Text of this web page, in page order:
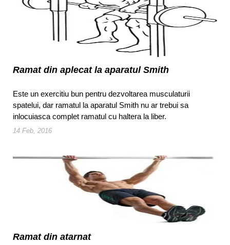
Ramat din aplecat la aparatul Smith
Este un exercitiu bun pentru dezvoltarea musculaturii
spatelui, dar ramatul la aparatul Smith nu ar trebui sa
inlocuiasca complet ramatul cu haltera la liber.
14 Feb, 2016
Ramat din atarnat